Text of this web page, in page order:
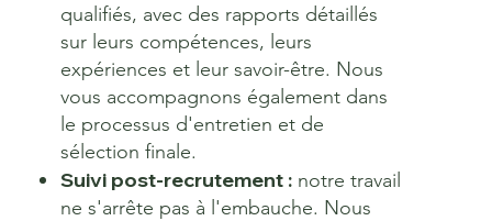
qualifiés, avec des rapports détaillés
sur leurs compétences, leurs
expériences et leur savoir-être. Nous
vous accompagnons également dans
le processus d'entretien et de
sélection finale.
Suivi post-recrutement :notre travail
ne s'arrête pas à l'embauche. Nous